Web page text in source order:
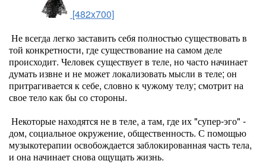
[482x700]
Не всегда легко заставить себя полностью существовать в
той конкретности, где существование на самом деле
происходит. Человек существует в теле, но часто начинает
думать извне и не может локализовать мысли в теле; он
притрагивается к себе, словно к чужому телу; смотрит на
свое тело как бы со стороны.
Некоторые находятся не в теле, а там, где их "супер-эго" -
дом, социальное окружение, общественность. С помощью
музыкотерапии освобождается заблокированная часть тела,
и она начинает снова ощущать жизнь.